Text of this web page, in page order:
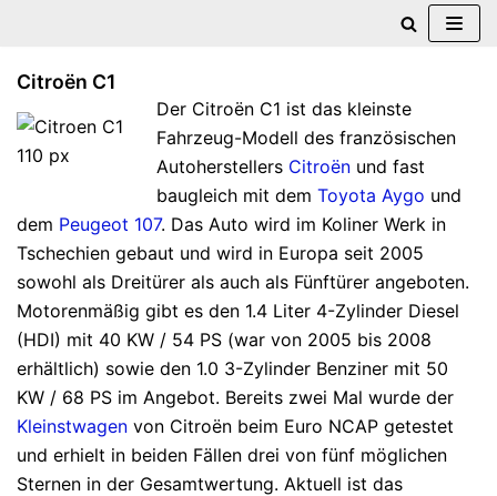
Inhalt
springen
Citroën C1
Der Citroën C1 ist das kleinste
Fahrzeug-Modell des französischen
Autoherstellers Citroën und fast
baugleich mit dem Toyota Aygo und
dem Peugeot 107. Das Auto wird im Koliner Werk in
Tschechien gebaut und wird in Europa seit 2005
sowohl als Dreitürer als auch als Fünftürer angeboten.
Motorenmäßig gibt es den 1.4 Liter 4-Zylinder Diesel
(HDI) mit 40 KW / 54 PS (war von 2005 bis 2008
erhältlich) sowie den 1.0 3-Zylinder Benziner mit 50
KW / 68 PS im Angebot. Bereits zwei Mal wurde der
Kleinstwagen von Citroën beim Euro NCAP getestet
und erhielt in beiden Fällen drei von fünf möglichen
Sternen in der Gesamtwertung. Aktuell ist das